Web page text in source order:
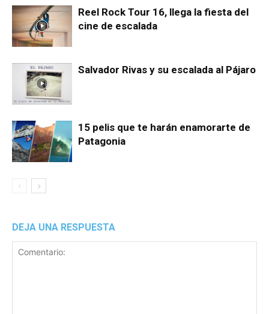
Reel Rock Tour 16, llega la fiesta del
cine de escalada
Salvador Rivas y su escalada al Pájaro
15 pelis que te harán enamorarte de
Patagonia
DEJA UNA RESPUESTA